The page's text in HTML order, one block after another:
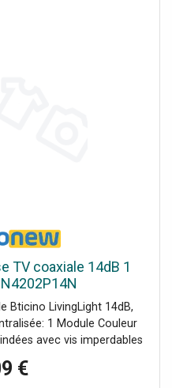
TV coaxiale 14dB 1
Bticino LivingLight 14dB,
1 Module Couleur
avec vis imperdables
et LN4703C - LN4704 et
€